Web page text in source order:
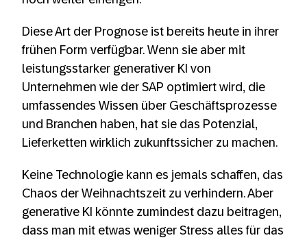
Diese Art der Prognose ist bereits heute in ihrer
frühen Form verfügbar. Wenn sie aber mit
leistungsstarker generativer KI von
Unternehmen wie der SAP optimiert wird, die
umfassendes Wissen über Geschäftsprozesse
und Branchen haben, hat sie das Potenzial,
Lieferketten wirklich zukunftssicher zu machen.
Keine Technologie kann es jemals schaffen, das
Chaos der Weihnachtszeit zu verhindern. Aber
generative KI könnte zumindest dazu beitragen,
dass man mit etwas weniger Stress alles für das